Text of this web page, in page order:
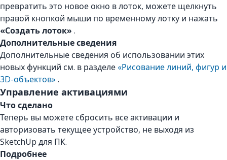
превратить это новое окно в лоток, можете щелкнуть
правой кнопкой мыши по временному лотку и нажать
«Создать лоток» .
Дополнительные сведения
Дополнительные сведения об использовании этих
новых функций см. в разделе «Рисование линий, фигур и
3D-объектов» .
Управление активациями
Что сделано
Теперь вы можете сбросить все активации и
авторизовать текущее устройство, не выходя из
SketchUp для ПК.
Подробнее